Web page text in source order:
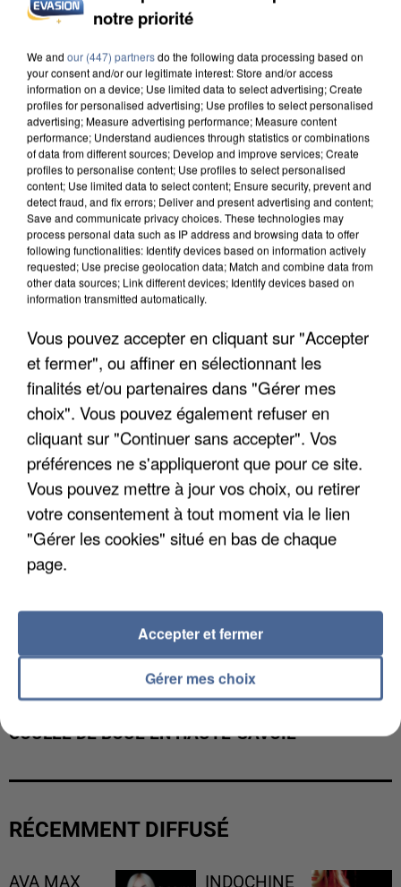
L’UN DES FONDATEURS SUPPOSÉS DE LA DZ
UN SECOND CADRE DE LA DZ MAFIA
INTERPELLÉ EN ALGÉRIE
COULÉE DE BOUE EN HAUTE-SAVOIE
RÉCEMMENT DIFFUSÉ
AVA MAX INDOCHINE
notre priorité
We and our (447) partnersdo the following data processing based on
your consent and/or our legitimate interest: Store and/or access
information on a device; Use limited data to select advertising; Create
profiles for personalised advertising; Use profiles to select personalised
advertising; Measure advertising performance; Measure content
performance; Understand audiences through statistics or combinations
of data from different sources; Develop and improve services; Create
profiles to personalise content; Use profiles to select personalised
content; Use limited data to select content; Ensure security, prevent and
detect fraud, and fix errors; Deliver and present advertising and content;
Save and communicate privacy choices. These technologies may
process personal data such as IP address and browsing data to offer
following functionalities: Identify devices based on information actively
requested; Use precise geolocation data; Match and combine data from
other data sources; Link different devices; Identify devices based on
information transmitted automatically.
Vous pouvez accepter en cliquant sur "Accepter
et fermer", ou affiner en sélectionnant les
finalités et/ou partenaires dans "Gérer mes
choix". Vous pouvez également refuser en
cliquant sur "Continuer sans accepter". Vos
préférences ne s'appliqueront que pour ce site.
Vous pouvez mettre à jour vos choix, ou retirer
votre consentement à tout moment via le lien
"Gérer les cookies" situé en bas de chaque
page.
Gérer mes choix
Accepter et fermer